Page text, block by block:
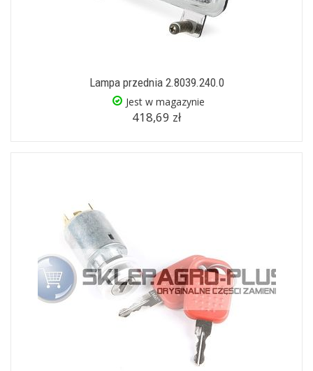
Lampa przednia 2.8039.240.0
Jest w magazynie
418,69 zł